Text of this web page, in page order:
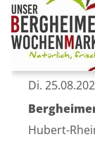
Di.
Hubert-